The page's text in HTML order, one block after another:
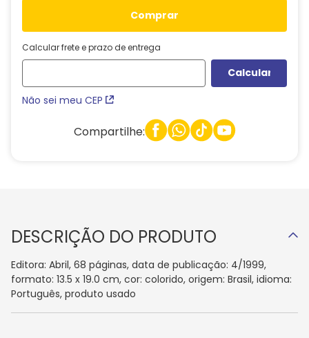
comprar
Calcular frete e prazo de entrega
Não sei meu CEP
Compartilhe:
DESCRIÇÃO DO PRODUTO
Editora: Abril, 68 páginas, data de publicação: 4/1999,
formato: 13.5 x 19.0 cm, cor: colorido, origem: Brasil, idioma:
Português, produto usado